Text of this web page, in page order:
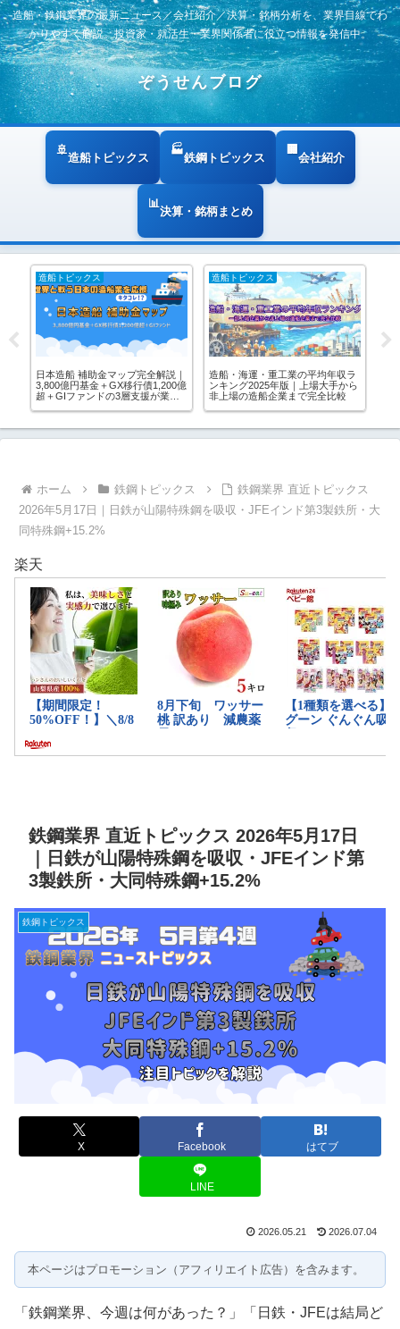
造船・鉄鋼業界の最新ニュース／会社紹介／決算・銘柄分析を、業界目線でわ
かりやすく解説。投資家・就活生・業界関係者に役立つ情報を発信中。
ぞうせんブログ
造船トピックス 鉄鋼トピックス 会社紹介
決算・銘柄まとめ
造船トピックス
日本造船業に起きた静かな革命
──1兆円投資・歴史的統合・脱炭
素が描く2030年の航海図｜2025年
決算・銘柄まとめ
造船・鉄鋼・重工の株を買うな
ら？証券口座おすすめ比較【楽天
証券・DMM 株・松井証券】2026
ホーム 鉄鋼トピックス
鉄鋼業界 直近トピックス
2026年5月17日｜日鉄が山陽特殊鋼を吸収・JFEインド第3製鉄所・大
同特殊鋼+15.2%
楽天
鉄鋼業界 直近トピックス 2026年5月17日
｜日鉄が山陽特殊鋼を吸収・JFEインド第
3製鉄所・大同特殊鋼+15.2%
鉄鋼トピックス
X Facebook はてブ
LINE
2026.05.21 2026.07.04
本ページはプロモーション（アフィリエイト広告）を含みます。
「鉄鋼業界、今週は何があった？」「日鉄・JFEは結局ど